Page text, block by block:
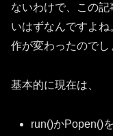
ないわけで、この
いはずなんですよ
作が変わったのでし
基本的に現在は、
run()かPopen()